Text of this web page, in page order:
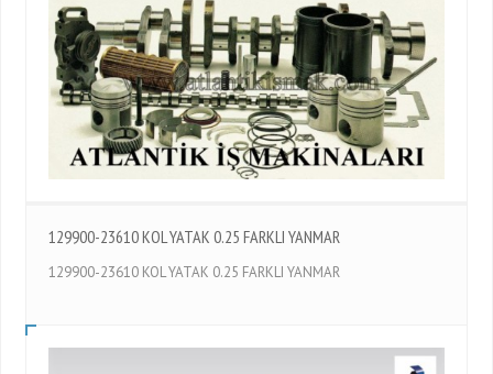
129900-23610 KOL YATAK 0.25 FARKLI YANMAR
129900-23610 KOL YATAK 0.25 FARKLI YANMAR